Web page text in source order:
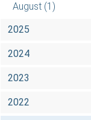
August (1)
2025
2024
2023
2022